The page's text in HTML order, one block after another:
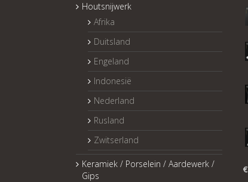
Houtsnijwerk
Afrika
Duitsland
Engeland
Indonesië
Nederland
Rusland
Zwitserland
Keramiek / Porselein / Aardewerk /
Gips
€